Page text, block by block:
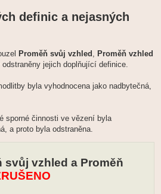
definic a nejasných
Proměň svůj vzhled Proměň vzhled
odstraněny jejich doplňující definice.
byla vyhodnocena jako nadbytečná,
sporné činnosti ve vězení byla
a proto byla odstraněna.
svůj vzhled a Proměň